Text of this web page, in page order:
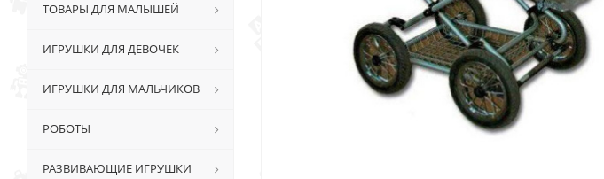
ТОВАРЫ ДЛЯ МАЛЫШЕЙ
ИГРУШКИ ДЛЯ ДЕВОЧЕК
ИГРУШКИ ДЛЯ МАЛЬЧИКОВ
РОБОТЫ
РАЗВИВАЮЩИЕ ИГРУШКИ